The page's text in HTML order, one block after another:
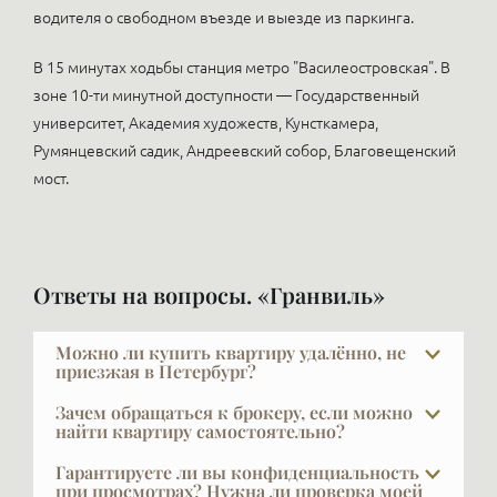
водителя о свободном въезде и выезде из паркинга.
В 15 минутах ходьбы станция метро "Василеостровская". В
зоне 10-ти минутной доступности — Государственный
университет, Академия художеств, Кунсткамера,
Румянцевский садик, Андреевский собор, Благовещенский
мост.
Ответы на вопросы. «Гранвиль»
Можно ли купить квартиру удалённо, не
приезжая в Петербург?
Да, мы регулярно работаем с покупателями из
разных городов. И Москвы и Челябинска, Воркуты,
видеопоказы, готовим подробную презентацию и
Зачем обращаться к брокеру, если можно
найти квартиру самостоятельно?
Показательный факт: строительные компании
продают через брокеров 50–75% квартир. Мы
Гарантируете ли вы конфиденциальность
при просмотрах? Нужна ли проверка моей